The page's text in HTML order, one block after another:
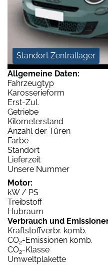
Standort Zentrallager
Allgemeine Daten:
Fahrzeugtyp
Karosserieform
Erst-Zul.
Getriebe
Kilometerstand
Anzahl der Türen
Farbe
Standort
Lieferzeit
Unsere Nummer
Motor:
kW / PS
Treibstoff
Hubraum
Verbrauch und
Kraftstoffverbr. komb.
CO2-Emissionen komb.
CO2-Klasse
Umweltplakette